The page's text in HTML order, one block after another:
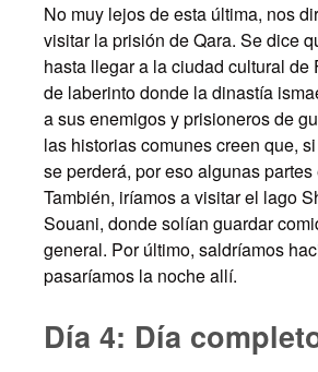
No muy lejos de esta última, nos
visitar la prisión de Qara. Se dice
hasta llegar a la ciudad cultural de
de laberinto donde la dinastía
a sus enemigos y prisioneros de
las historias comunes creen que,
se perderá, por eso algunas
También, iríamos a visitar el lago
Souani, donde solían guardar
general. Por último, saldríamos
pasaríamos la noche allí.
Día 4: Día